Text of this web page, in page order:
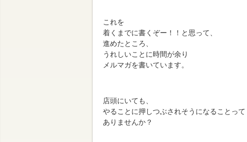
これを
着くまでに書くぞー！！と思って、
進めたところ、
うれしいことに時間が余り
メルマガを書いています。
店頭にいても、
やることに押しつぶされそうになることって
ありませんか？